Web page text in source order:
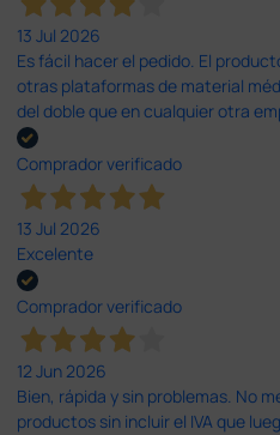
13 Jul 2026
Es fácil hacer el pedido. El
otras plataformas de material
del doble que en cualquier otra
Comprador verificado
13 Jul 2026
Excelente
Comprador verificado
12 Jun 2026
Bien, rápida y sin problemas. No
productos sin incluir el IVA que